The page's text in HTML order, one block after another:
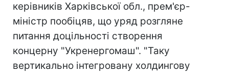
керівників Харківської обл., прем'єр-
міністр пообіцяв, що уряд розгляне
питання доцільності створення
концерну "Укренергомаш". "Таку
вертикально інтегровану холдингову